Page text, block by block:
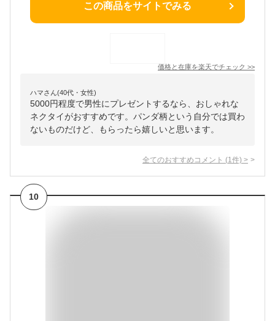
この商品をサイトでみる
価格と在庫を楽天でチェック >>
ハマさん(40代・女性)
5000円程度で男性にプレゼントするなら、おしゃれな
ネクタイがおすすめです。パンダ柄という自分では買わ
ないものだけど、もらったら嬉しいと思います。
全てのおすすめコメント (1 件) >
10